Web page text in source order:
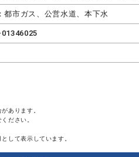
都市ガス、公営水道、本下水
あります。
ださい。
して表示しています。